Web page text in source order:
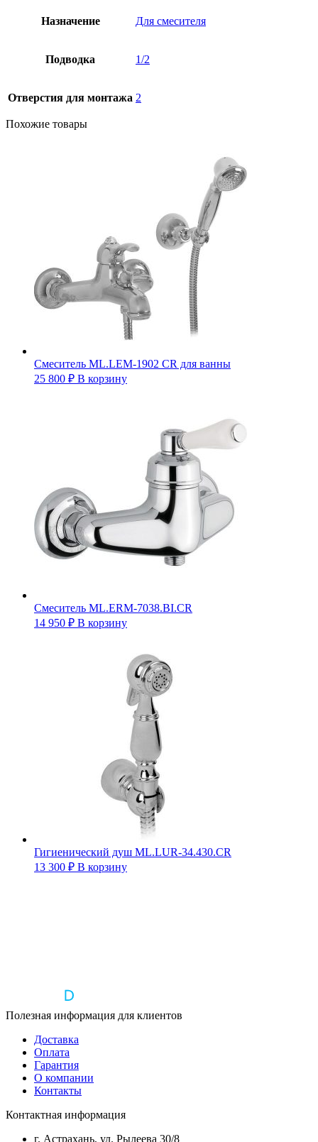
Назначение Для смесителя
Подводка 1/2
Отверстия для монтажа 2
Похожие товары
Смеситель ML.LEM-1902 CR для ванны
25 800 ₽ В корзину
Смеситель ML.ERM-7038.BI.CR
14 950 ₽ В корзину
Гигиенический душ ML.LUR-34.430.CR
13 300 ₽ В корзину
Полезная информация для клиентов
Доставка
Оплата
Гарантия
О компании
Контакты
Контактная информация
г. Астрахань, ул. Рылеева 30/8